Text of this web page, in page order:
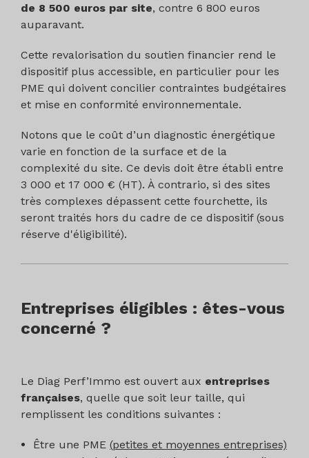
de 8 500 euros par site, contre 6 800 euros
auparavant.
Cette revalorisation du soutien financier rend le
dispositif plus accessible, en particulier pour les
PME qui doivent concilier contraintes budgétaires
et mise en conformité environnementale.
Notons que le coût d’un diagnostic énergétique
varie en fonction de la surface et de la
complexité du site. Ce devis doit être établi entre
3 000 et 17 000 € (HT). À contrario, si des sites
très complexes dépassent cette fourchette, ils
seront traités hors du cadre de ce dispositif (sous
réserve d'éligibilité).
Entreprises éligibles : êtes-vous
concerné ?
Le Diag Perf’Immo est ouvert aux entreprises
françaises, quelle que soit leur taille, qui
remplissent les conditions suivantes :
Être une PME (petites et moyennes entreprises)